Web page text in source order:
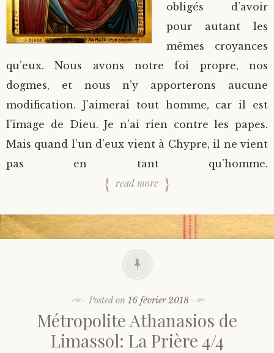
obligés d’avoir
pour autant les
mêmes croyances
qu’eux. Nous avons notre foi propre, nos
dogmes, et nous n’y apporterons aucune
modification. J’aimerai tout homme, car il est
l’image de Dieu. Je n’ai rien contre les papes.
Mais quand l’un d’eux vient à Chypre, il ne vient
pas en tant qu’homme.
read more
Posted on16 février 2018
Métropolite Athanasios de
Limassol: La Prière 4/4